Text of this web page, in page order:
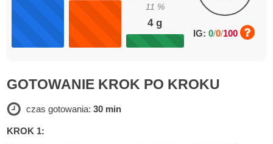
11 %
4g
IG: 0/0/100
GOTOWANIE KROK PO KROKU
czas gotowania: 30 min
KROK 1: